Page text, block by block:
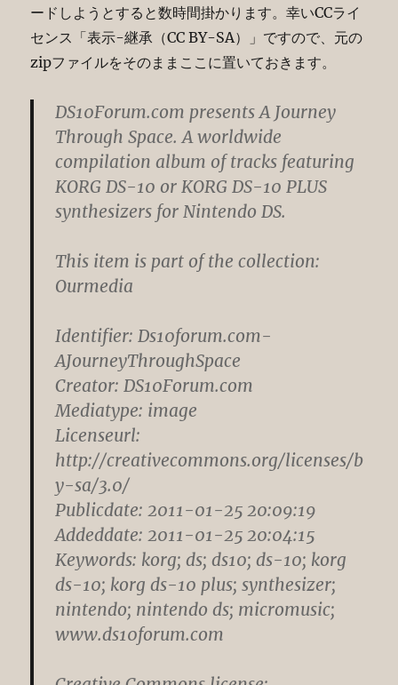
ードしようとすると数時間掛かります。幸いCCライ
センス「表示-継承（CC BY-SA）」ですので、元の
zipファイルをそのままここに置いておきます。
DS10Forum.com presents A Journey
Through Space. A worldwide
compilation album of tracks featuring
KORG DS-10 or KORG DS-10 PLUS
synthesizers for Nintendo DS.
This item is part of the collection:
Ourmedia
Identifier: Ds10forum.com-
AJourneyThroughSpace
Creator: DS10Forum.com
Mediatype: image
Licenseurl:
http://creativecommons.org/licenses/b
y-sa/3.0/
Publicdate: 2011-01-25 20:09:19
Addeddate: 2011-01-25 20:04:15
Keywords: korg; ds; ds10; ds-10; korg
ds-10; korg ds-10 plus; synthesizer;
nintendo; nintendo ds; micromusic;
www.ds10forum.com